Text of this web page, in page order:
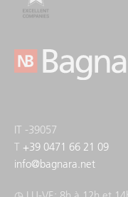
IT -39057
T +39 0471 66 21 09
info@bagnara.net